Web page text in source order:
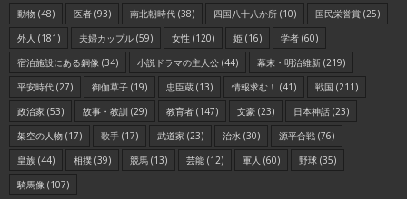
動物 (48) 医者 (93) 南北朝時代 (38) 四国八十八か所 (10) 国民栄誉賞 (25)
外人 (181) 夫婦カップル (59) 女性 (120) 姫 (16) 学者 (60)
宿泊施設にある銅像 (34) 小説ドラマの主人公 (44) 幕末・明治維新 (219)
平安時代 (27) 御伽草子 (19) 忠臣蔵 (13) 情報求む！ (41) 戦国 (211)
政治家 (53) 故事・教訓 (29) 教育者 (147) 文豪 (23) 日本神話 (23)
架空の人物 (17) 歌手 (17) 武道家 (23) 治水 (30) 源平合戦 (76)
皇族 (44) 相撲 (39) 競馬 (13) 芸能 (12) 軍人 (60) 野球 (35)
騎馬像 (107)